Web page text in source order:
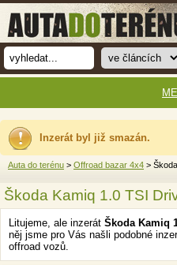
Inzerát byl již smazán.
Auta do terénu > Offroad bazar 4x4 >
Škoda Kamiq 1.0 TSI
Litujeme, ale inzerát Škoda Kamiq
něj jsme pro Vás našli podobné
offroad vozů.